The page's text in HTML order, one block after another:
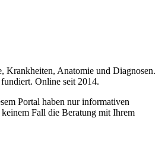
Krankheiten, Anatomie und Diagnosen.
Online seit 2014.
Portal haben nur informativen
Fall die Beratung mit Ihrem